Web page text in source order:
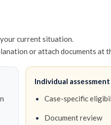
your current situation.
or attach documents at
Individual
Case-specific
Document review